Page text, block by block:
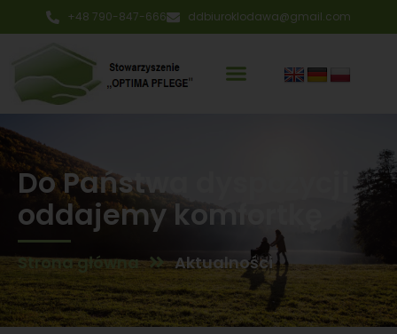
+48 790-847-666 ddbiuroklodawa@gmail.com
Do Państwa dyspozycji
oddajemy komfortkę
Strona główna Aktualności